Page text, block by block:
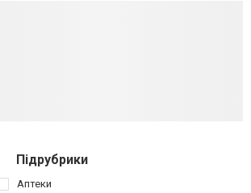
Підрубрики
Аптеки